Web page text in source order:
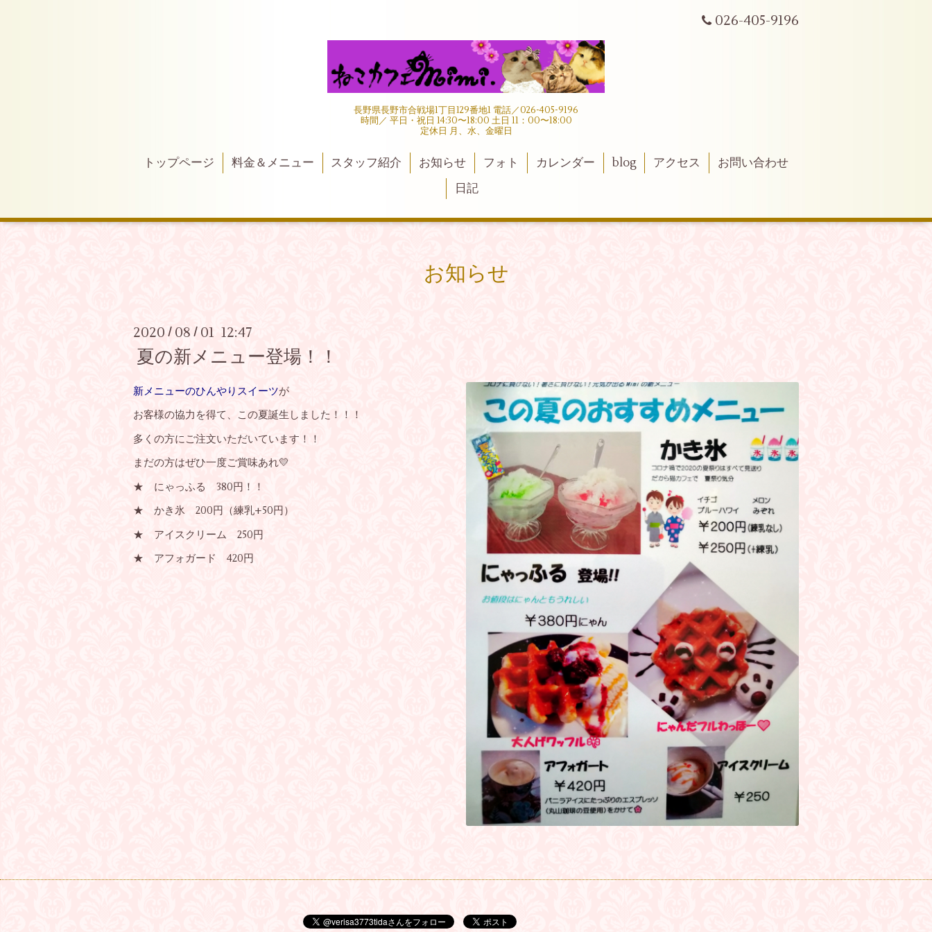
026-405-9196
長野県長野市合戦場1丁目129番地1 電話／026-405-9196
時間／ 平日・祝日 14:30〜18:00 土日 11：00〜18:00
定休日 月、水、金曜日
トップページ 料金＆メニュー スタッフ紹介 お知らせ フォト カレンダー blog アクセス
お問い合わせ
日記
お知らせ
2020 / 08 / 01 12:47
夏の新メニュー登場！！
新メニューのひんやりスイーツが
お客様の協力を得て、この夏誕生しました！！！
多くの方にご注文いただいています！！
まだの方はぜひ一度ご賞味あれ💛
★ にゃっふる 380円！！
★ かき氷 200円（練乳+50円）
★ アイスクリーム 250円
★ アフォガード 420円